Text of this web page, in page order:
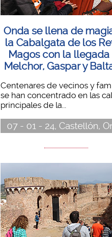
Onda se llena de
la Cabalgata de los
Magos con la llegada
Melchor, Gaspar y
Centenares de vecinos y
se han concentrado en las
principales de la...
07 - 01 - 24, Castellón,